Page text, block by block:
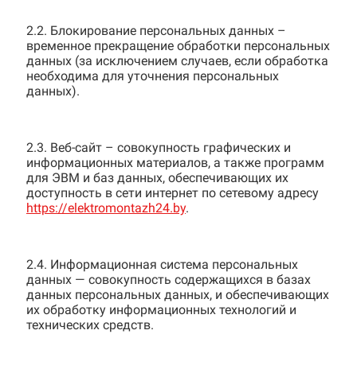
2.2. Блокирование персональных данных –
временное прекращение обработки персональных
данных (за исключением случаев, если обработка
необходима для уточнения персональных
данных).
2.3. Веб-сайт – совокупность графических и
информационных материалов, а также программ
для ЭВМ и баз данных, обеспечивающих их
доступность в сети интернет по сетевому адресу
https://elektromontazh24.by.
2.4. Информационная система персональных
данных — совокупность содержащихся в базах
данных персональных данных, и обеспечивающих
их обработку информационных технологий и
технических средств.